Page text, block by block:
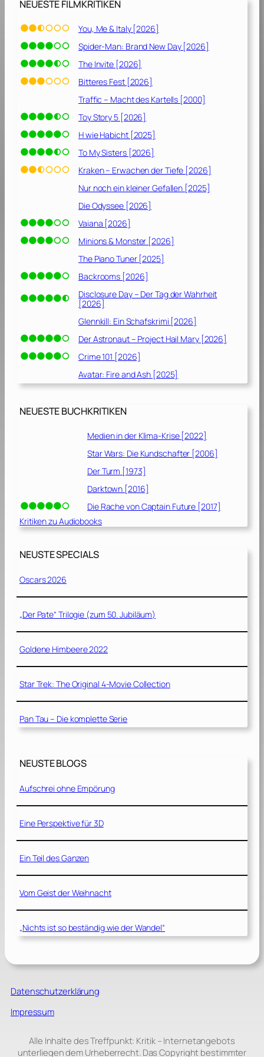
e
t
e
r
H
e
u
t
e
r
e
“
1
4
]
D
a
s
n
ä
s
t
e
J
a
u
n
d
r
:
i
s
s
o
F
t
“
[
9
7
]
NEUESTE FILMKRITIKEN
You, Me & Italy [2026]
Spider-Man: Brand New Day [2026]
The Invite [2026]
Bitteres Fest [2026]
Traffic – Macht des Kartells [2000]
Toy Story 5 [2026]
H wie Habicht [2025]
To My Sisters [2026]
Kraken – Erwachen der Tiefe [2026]
Nur noch ein kleiner Gefallen [2025]
Die Odyssee [2026]
Vaiana [2026]
Minions & Monster [2026]
The Piano Tuner [2025]
Backrooms [2026]
Disclosure Day – Der Tag der Wahrheit
[2026]
Glennkill: Ein Schafskrimi [2026]
Der Astronaut – Project Hail Mary [2026]
Crime 101 [2026]
Avatar: Fire and Ash [2025]
NEUESTE BUCHKRITIKEN
Medien in der Klima-Krise [2022]
Star Wars: Die Kundschafter [2006]
Der Turm [1973]
Darktown [2016]
Die Rache von Captain Future [2017]
Kritiken zu Audiobooks
NEUSTE SPECIALS
Oscars 2026
„Der Pate“ Trilogie (zum 50. Jubiläum)
Goldene Himbeere 2022
Star Trek: The Original 4-Movie Collection
Pan Tau – Die komplette Serie
NEUSTE BLOGS
Aufschrei ohne Empörung
Eine Perspektive für 3D
Ein Teil des Ganzen
Vom Geist der Weihnacht
„Nichts ist so beständig wie der Wandel“
Datenschutzerklärung
Impressum
Alle Inhalte des Treffpunkt: Kritik – Internetangebots
unterliegen dem Urheberrecht. Das Copyright bestimmter